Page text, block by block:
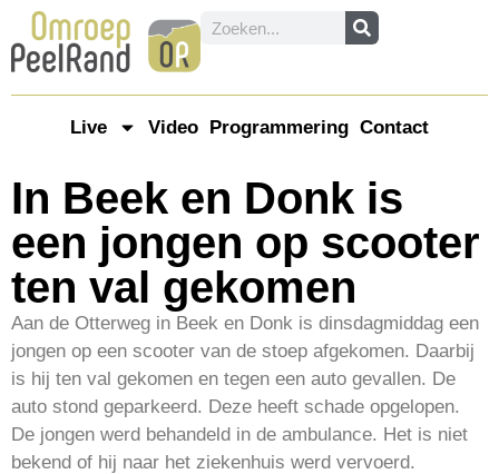
Live Video Programmering Contact
In Beek en Donk is
een jongen op scooter
ten val gekomen
Aan de Otterweg in Beek en Donk is dinsdagmiddag een
jongen op een scooter van de stoep afgekomen. Daarbij
is hij ten val gekomen en tegen een auto gevallen. De
auto stond geparkeerd. Deze heeft schade opgelopen.
De jongen werd behandeld in de ambulance. Het is niet
bekend of hij naar het ziekenhuis werd vervoerd.